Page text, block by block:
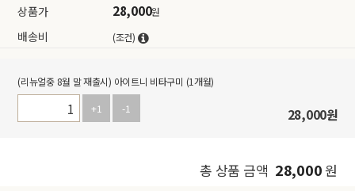
상품가 28,000원
배송비 (조건)
(리뉴얼중 8월 말 재출시) 아이트니 비타구미 (1개월)
+1
-1 28,000원
총 상품 금액 28,000원